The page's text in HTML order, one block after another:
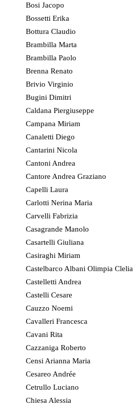
Bosi Jacopo
Bossetti Erika
Bottura Claudio
Brambilla Marta
Brambilla Paolo
Brenna Renato
Brivio Virginio
Bugini Dimitri
Caldana Piergiuseppe
Campana Miriam
Canaletti Diego
Cantarini Nicola
Cantoni Andrea
Cantore Andrea Graziano
Capelli Laura
Carlotti Nerina Maria
Carvelli Fabrizia
Casagrande Manolo
Casartelli Giuliana
Casiraghi Miriam
Castelbarco Albani Olimpia Clelia
Castelletti Andrea
Castelli Cesare
Cauzzo Noemi
Cavalleri Francesca
Cavani Rita
Cazzaniga Roberto
Censi Arianna Maria
Cesareo Andrée
Cetrullo Luciano
Chiesa Alessia